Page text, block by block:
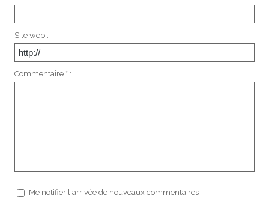
Site web :
Commentaire * :
Me notifier l'arrivée de nouveaux commentaires